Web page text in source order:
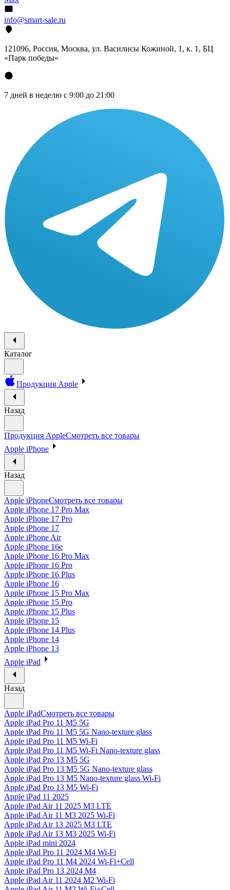
info@smart-sale.ru
121096, Россия, Москва, ул. Василисы Кожиной, 1, к. 1, БЦ
«Парк победы»
7 дней в неделю с 9:00 до 21:00
Каталог
Продукция Apple
Назад
Продукция AppleСмотреть все товары
Apple iPhone
Назад
Apple iPhoneСмотреть все товары
Apple iPhone 17 Pro Max
Apple iPhone 17 Pro
Apple iPhone 17
Apple iPhone Air
Apple iPhone 16e
Apple iPhone 16 Pro Max
Apple iPhone 16 Pro
Apple iPhone 16 Plus
Apple iPhone 16
Apple iPhone 15 Pro Max
Apple iPhone 15 Pro
Apple iPhone 15 Plus
Apple iPhone 15
Apple iPhone 14 Plus
Apple iPhone 14
Apple iPhone 13
Apple iPad
Назад
Apple iPadСмотреть все товары
Apple iPad Pro 11 M5 5G
Apple iPad Pro 11 M5 5G Nano-texture glass
Apple iPad Pro 11 M5 Wi-Fi
Apple iPad Pro 11 M5 Wi-Fi Nano-texture glass
Apple iPad Pro 13 M5 5G
Apple iPad Pro 13 M5 5G Nano-texture glass
Apple iPad Pro 13 M5 Nano-texture glass Wi-Fi
Apple iPad Pro 13 M5 Wi-Fi
Apple iPad 11 2025
Apple iPad Air 11 2025 M3 LTE
Apple iPad Air 11 M3 2025 Wi-Fi
Apple iPad Air 13 2025 M3 LTE
Apple iPad Air 13 M3 2025 Wi-Fi
Apple iPad mini 2024
Apple iPad Pro 11 2024 M4 Wi-Fi
Apple iPad Pro 11 M4 2024 Wi-Fi+Cell
Apple iPad Pro 13 2024 M4
Apple iPad Air 11 2024 M2 Wi-Fi